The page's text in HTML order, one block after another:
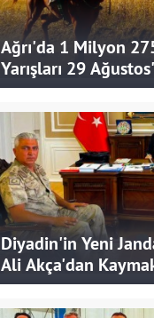
Ağrı'da 1 Milyon
Yarışları 29
Diyadin'in Yeni
Ali Akça'dan
Korkusuz'a Ziyaret